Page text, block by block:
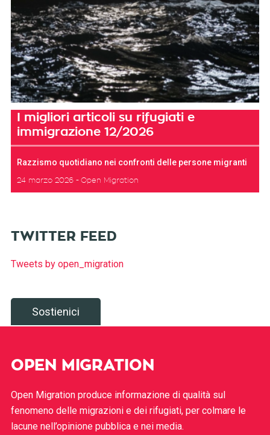
I migliori articoli su rifugiati e
immigrazione 12/2026
Razzismo quotidiano nei confronti delle persone migranti
24 marzo 2026 Open Migration
TWITTER FEED
Tweets by open_migration
Sostienici
OPEN MIGRATION
Open Migration produce informazione di qualità sul
fenomeno delle migrazioni e dei rifugiati, per colmare le
lacune nell’opinione pubblica e nei media.